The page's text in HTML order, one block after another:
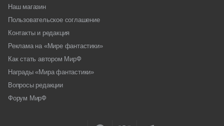
Наш магазин
Пользовательское соглашение
Контакты и редакция
Реклама на «Мире фантастики»
Как стать автором МирФ
Награды «Мира фантастики»
Вопросы редакции
Форум МирФ